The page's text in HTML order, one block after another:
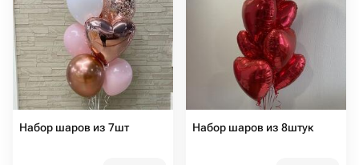
Набор шаров из 7шт Набор шаров из 8штук